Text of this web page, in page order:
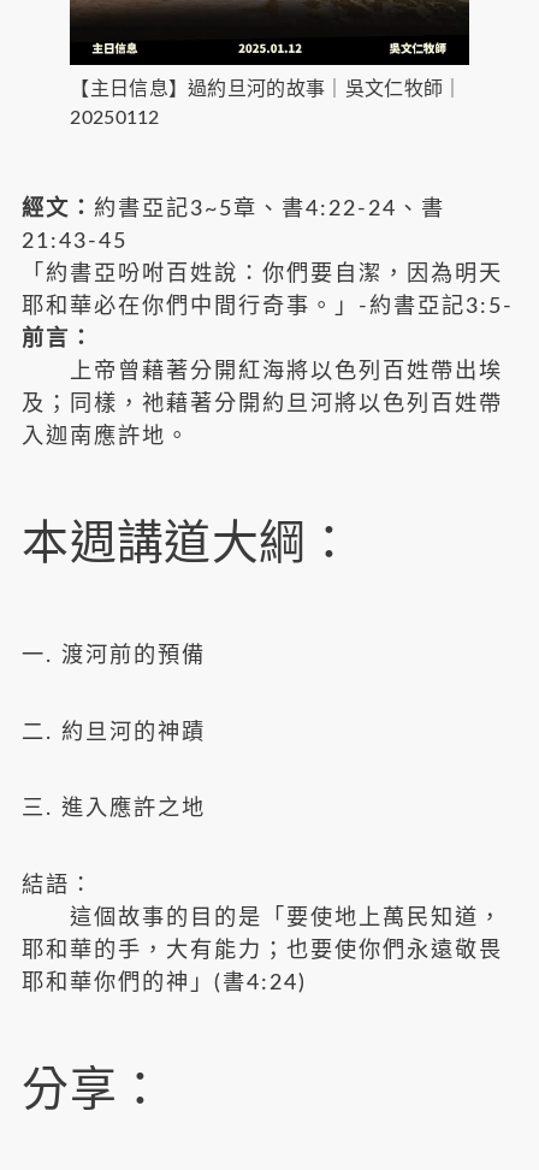
【主日信息】過約旦河的故事｜吳文仁牧師｜
20250112
經文： 約書亞記3~5章、書4:22-24、書
21:43-45
「約書亞吩咐百姓說：你們要自潔，因為明天
耶和華必在你們中間行奇事。」-約書亞記3:5-
前言：
上帝曾藉著分開紅海將以色列百姓帶出埃
及；同樣，祂藉著分開約旦河將以色列百姓帶
入迦南應許地。
本週講道大綱：
一. 渡河前的預備
二. 約旦河的神蹟
三. 進入應許之地
結語：
這個故事的目的是「要使地上萬民知道，
耶和華的手，大有能力；也要使你們永遠敬畏
耶和華你們的神」(書4:24)
分享：